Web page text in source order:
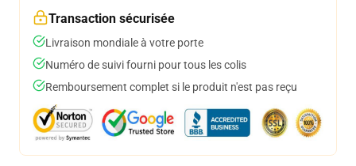
Transaction sécurisée
Livraison mondiale à votre porte
Numéro de suivi fourni pour tous les colis
Remboursement complet si le produit n'est pas reçu